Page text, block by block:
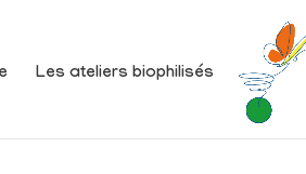
Les ateliers biophilisés